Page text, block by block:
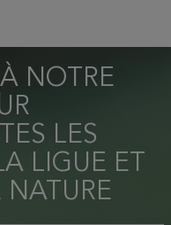
NOTRE
LES
LIGUE ET